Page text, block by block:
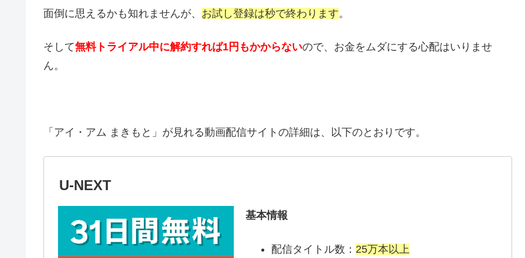
面倒に思えるかも知れませんが、 お試し登録は秒で終わります。
そして無料トライアル中に解約すれば1円もかからないので、お金をムダにする心配はいりませ
ん。
「アイ・アム まきもと」が見れる動画配信サイトの詳細は、以下のとおりです。
U-NEXT
基本情報
配信タイトル数： 25万本以上